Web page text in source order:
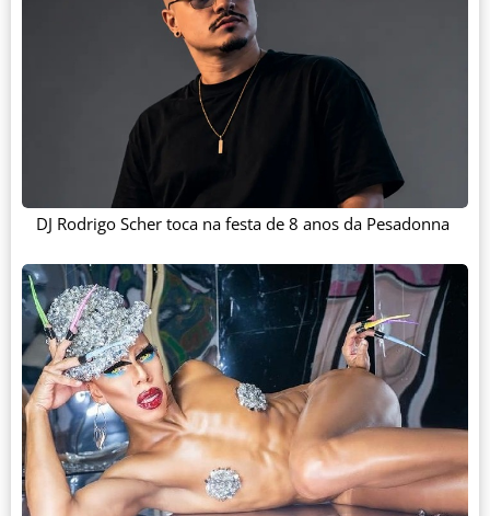
DJ Rodrigo Scher toca na festa de 8 anos da Pesadonna